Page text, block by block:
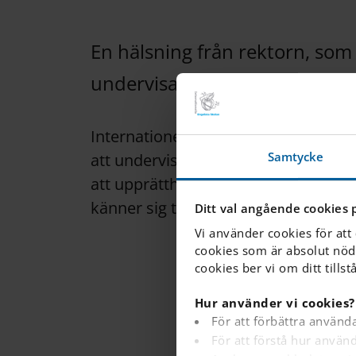
Samtycke
Ditt val angående cookies
Vi använder cookies för
cookies som är absolut
cookies ber vi om ditt
Hur använder vi cookies?
För att förbättra
För att förstå hur
En hälsning från rektorn,
undervisa och elever kan lära.
Internationella Engelska Skolan
att undervisa med höga krav och
att upprätthålla en trygg och
känner sig trygga och där starka